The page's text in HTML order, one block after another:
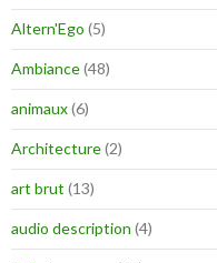
Altern'Ego (5)
Ambiance(48)
animaux(6)
Architecture(2)
art brut (13)
audio description (4)